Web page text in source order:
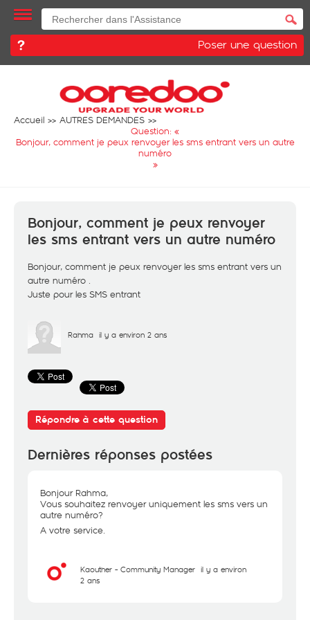
Poser une question
Accueil
AUTRES DEMANDES
Question: «
Bonjour, comment je peux renvoyer les sms entrant vers un autre
numéro
»
Bonjour, comment je peux renvoyer
les sms entrant vers un autre numéro
Bonjour, comment je peux renvoyer les sms entrant vers un
autre numéro .
Juste pour les SMS entrant
Rahma il y a environ 2 ans
Répondre à cette question
Dernières réponses postées
Bonjour Rahma,
Vous souhaitez renvoyer uniquement les sms vers un
autre numéro?
A votre service.
Kaouther - Community Manager il y a environ
2 ans